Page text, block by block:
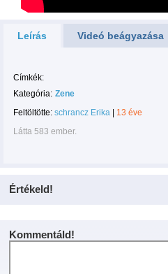
Leírás Videó beágyazása
Címkék:
Kategória: Zene
Feltöltötte: schrancz Erika
13 éve
Látta 583 ember.
Értékeld!
Kommentáld!